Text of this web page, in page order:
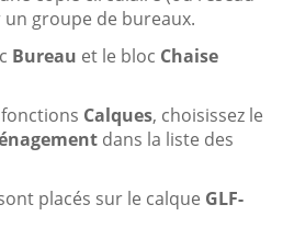
groupe de bureaux.
Bureau et le bloc Chaise
Calques, choisissez le
dans la liste des
placés sur le calque GLF-